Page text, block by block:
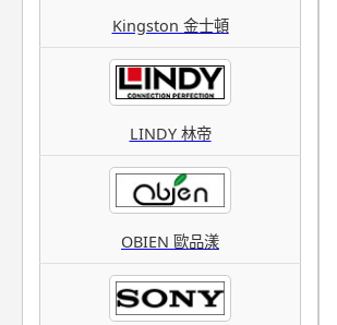
Kingston 金士頓
LINDY 林帝
OBIEN 歐品漾